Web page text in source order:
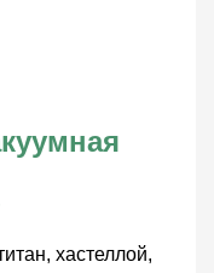
хастеллой,